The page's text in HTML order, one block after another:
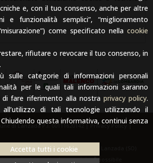
di Lanzada P.I. 00111620142 |Privacy Policy |
Mitta. Foto: Archivio del Comune di Lanzada (SO)
nel sito è protetto da copyright. È possibile
e, con il tuo consenso, anche per altre
e funzionalità semplici”, “miglioramento
come specificato nella cookie
rifiutare o revocare il tuo consenso, in
sulle categorie di informazioni personali
per le quali tali informazioni saranno
fare riferimento alla nostra privacy policy.
all’utilizzo di tali tecnologie utilizzando il
Chiudendo questa informativa, continui senza
Accetta tutti i cookie